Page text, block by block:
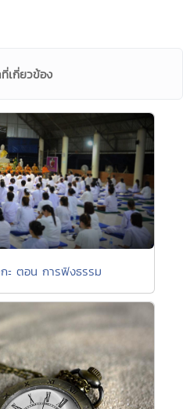
เกี่ยวข้อง
ะ ตอน การฟังธรรม